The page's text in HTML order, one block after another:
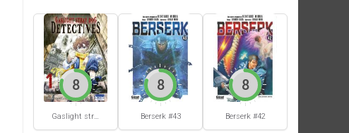
Gaslight stray dog detectives #1
8
Berserk #43
8
Berserk #42
8